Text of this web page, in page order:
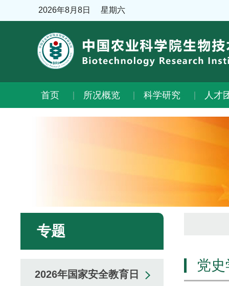
2026年8月8日 星期六
首页 所况概览 科学研究 人才
专题
2026年国家安全教育日
党